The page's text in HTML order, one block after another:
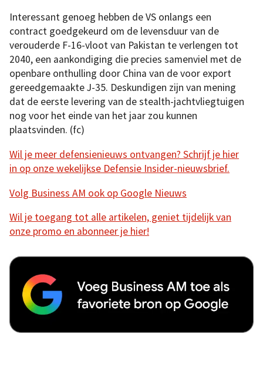
Interessant genoeg hebben de VS onlangs een
contract goedgekeurd om de levensduur van de
verouderde F-16-vloot van Pakistan te verlengen tot
2040, een aankondiging die precies samenviel met de
openbare onthulling door China van de voor export
gereedgemaakte J-35. Deskundigen zijn van mening
dat de eerste levering van de stealth-jachtvliegtuigen
nog voor het einde van het jaar zou kunnen
plaatsvinden. (fc)
Wil je meer defensienieuws ontvangen? Schrijf je hier
in op onze wekelijkse Defensie Insider-nieuwsbrief.
Volg Business AM ook op Google Nieuws
Wil je toegang tot alle artikelen, geniet tijdelijk van
onze promo en abonneer je hier!